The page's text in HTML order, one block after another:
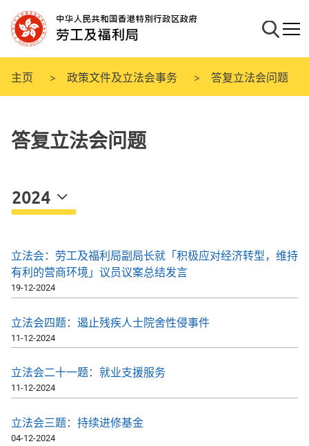
至
主
内
容
搜寻流动
主页 政策文件及立法会事务 答复立法会问题
答复立法会问题
2024
立法会：劳工及福利局副局长就「积极应对经济转型，维持
有利的营商环境」议员议案总结发言
19-12-2024
立法会四题：遏止残疾人士院舍性侵事件
11-12-2024
立法会二十一题：就业支援服务
11-12-2024
立法会三题：持续进修基金
04-12-2024